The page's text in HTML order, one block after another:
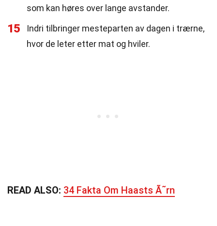
som kan høres over lange avstander.
15
Indri tilbringer mesteparten av dagen i trærne,
hvor de leter etter mat og hviler.
READ ALSO: 34 Fakta Om Haasts Ã˜rn